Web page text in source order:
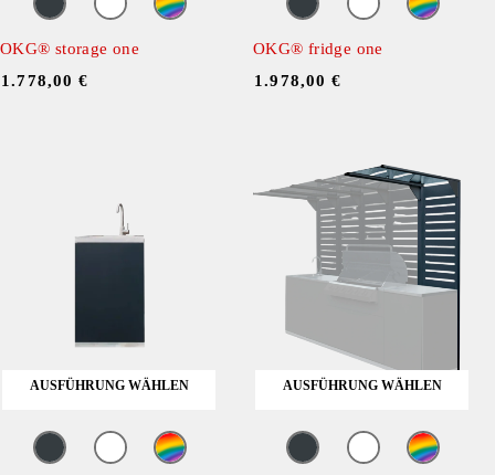
OKG® storage one
1.778,00€
OKG® fridge one
1.978,00€
AUSFÜHRUNG WÄHLEN AUSFÜHRUNG WÄHLEN